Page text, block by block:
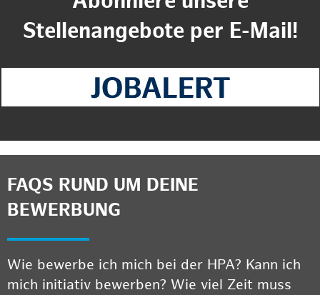
Stellenangebote per E-Mail!
FAQS RUND UM DEINE
BEWERBUNG
Wie bewerbe ich mich bei der HPA? Kann ich
mich initiativ bewerben? Wie viel Zeit muss